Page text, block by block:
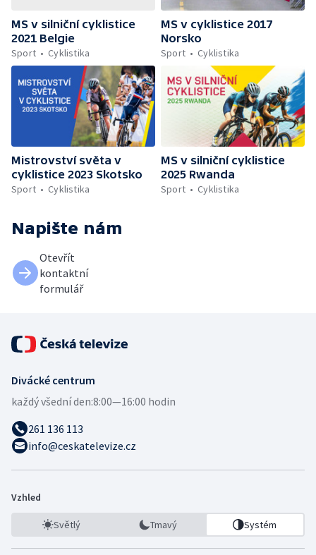
MS v silniční cyklistice
2021 Belgie
Sport
Cyklistika
MS v cyklistice 2017
Norsko
Sport
Cyklistika
Mistrovství světa v
cyklistice 2023 Skotsko
Sport
Cyklistika
MS v silniční cyklistice
2025 Rwanda
Sport
Cyklistika
Napište nám
Otevřít
kontaktní
formulář
Divácké centrum
každý všední den:8:00—16:00 hodin
261 136 113
info@ceskatelevize.cz
Vzhled
Světlý Tmavý Systém